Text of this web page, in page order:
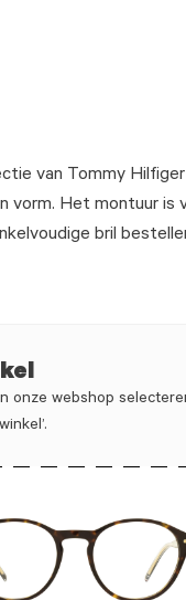
van Tommy
vorm. Het montuur is
bril
onze webshop